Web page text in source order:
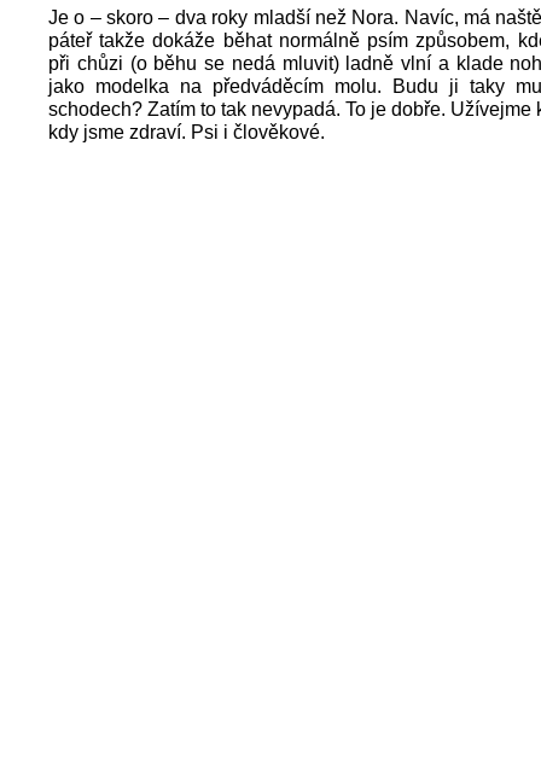
Je o – skoro – dva roky mladší než Nora. Navíc, má
páteř takže dokáže běhat normálně psím způsobem,
při chůzi (o běhu se nedá mluvit) ladně vlní a klade
jako modelka na předváděcím molu. Budu ji taky
schodech? Zatím to tak nevypadá. To je dobře. Užívejme
kdy jsme zdraví. Psi i člověkové.